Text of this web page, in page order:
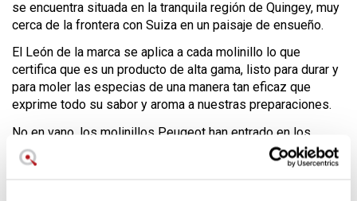
se encuentra situada en la tranquila región de Quingey, muy
cerca de la frontera con Suiza en un paisaje de ensueño.
El León de la marca se aplica a cada molinillo lo que
certifica que es un producto de alta gama, listo para durar y
para moler las especias de una manera tan eficaz que
exprime todo su sabor y aroma a nuestras preparaciones.
No en vano, los molinillos Peugeot han entrado en los
fogones de grandes nombres de la cocina tradicional
gracias a su sencillez, diseño y calidad de los materiales